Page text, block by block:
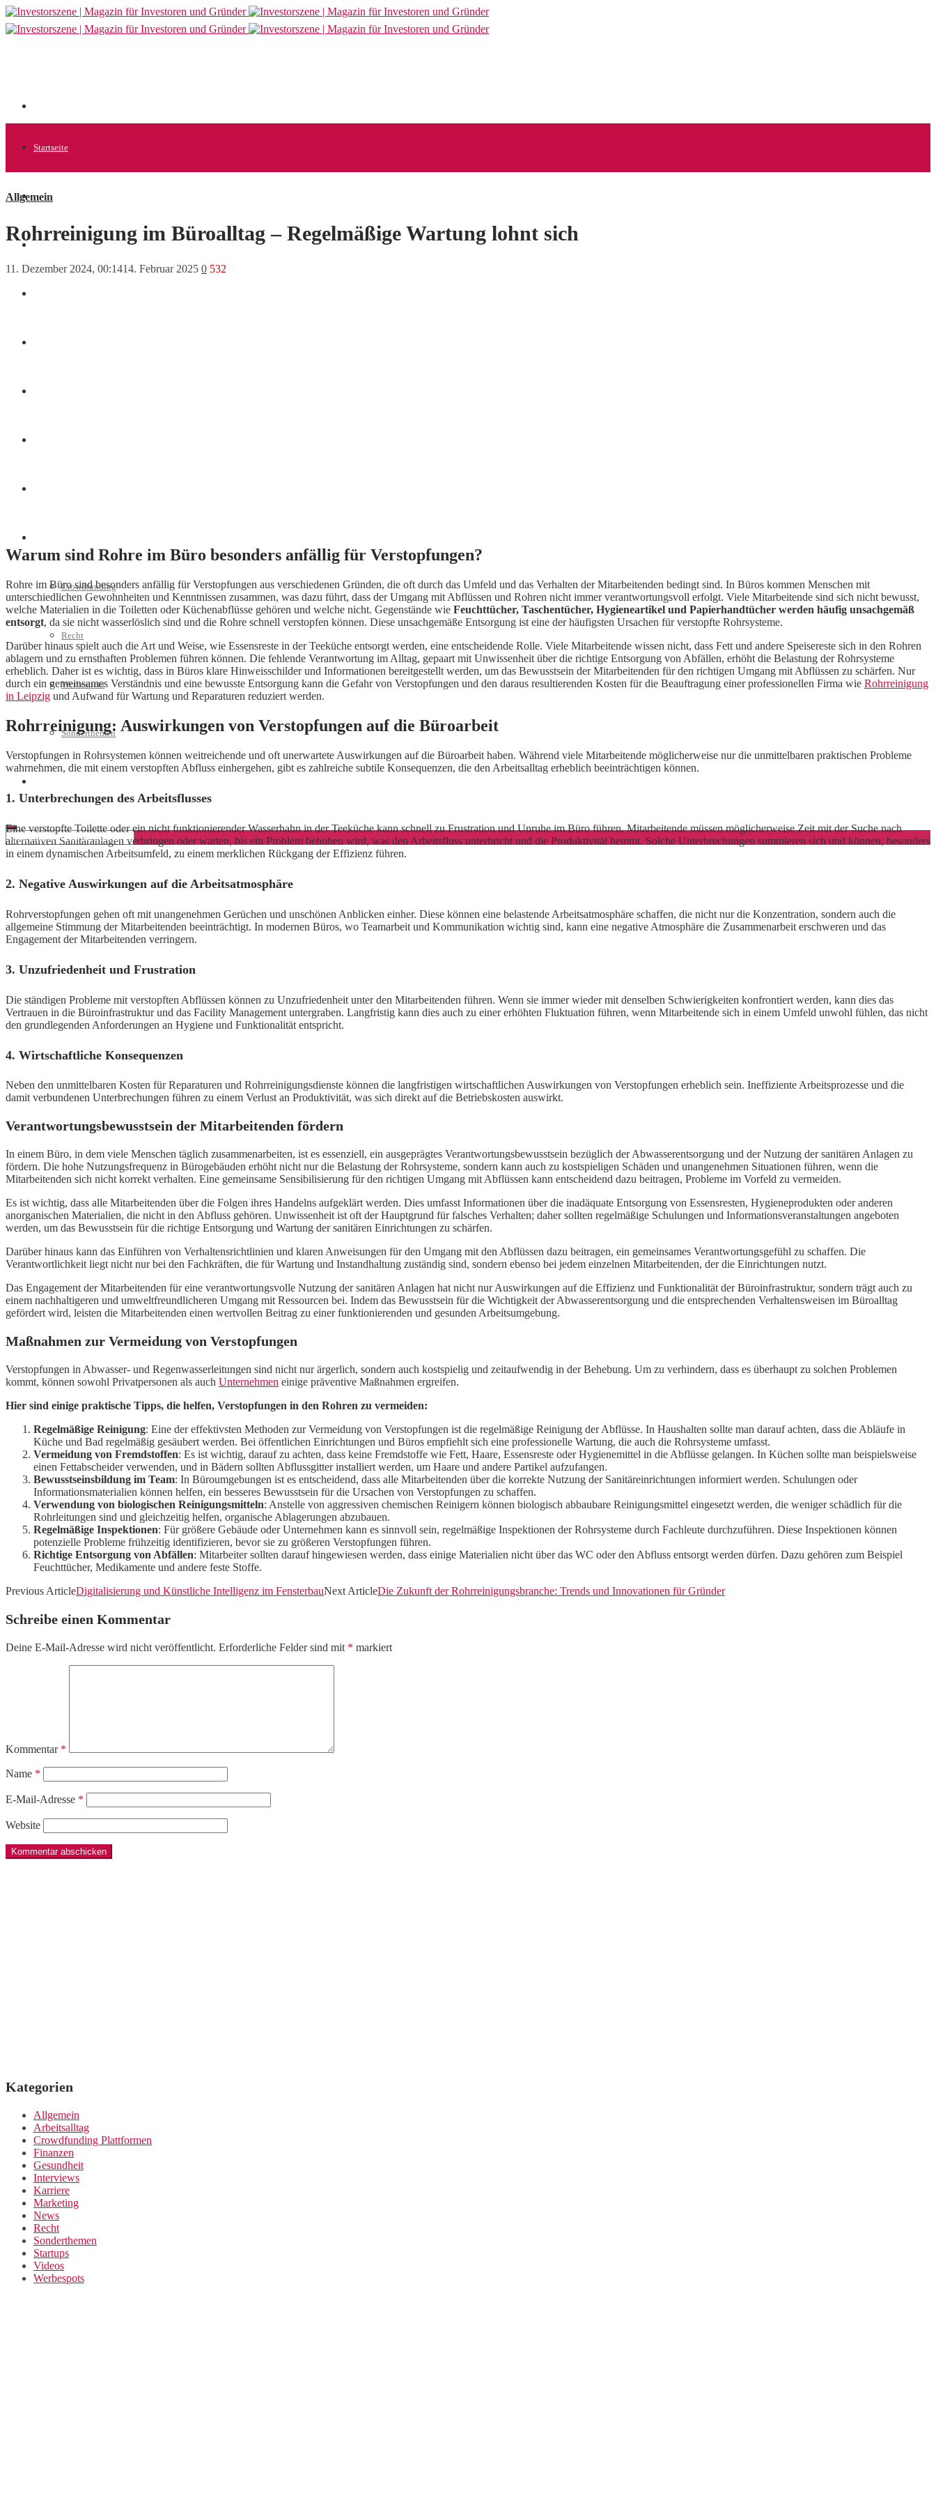
Startseite
Allgemein
Crowdfunding
Recht
Werbespots
Sonderthemen
Allgemein
Rohrreinigung im Büroalltag – Regelmäßige Wartung lohnt sich
11. Dezember 2024, 00:1414. Februar 2025 0 532
Warum sind Rohre im Büro besonders anfällig für Verstopfungen?
Rohre im Büro sind besonders anfällig für Verstopfungen aus verschiedenen Gründen, die oft durch das Umfeld und das Verhalten der Mitarbeitenden bedingt sind. In Büros kommen Menschen mit
unterschiedlichen Gewohnheiten und Kenntnissen zusammen, was dazu führt, dass der Umgang mit Abflüssen und Rohren nicht immer verantwortungsvoll erfolgt. Viele Mitarbeitende sind sich nicht bewusst,
welche Materialien in die Toiletten oder Küchenabflüsse gehören und welche nicht. Gegenstände wie Feuchttücher, Taschentücher, Hygieneartikel und Papierhandtücher werden häufig unsachgemäß
entsorgt, da sie nicht wasserlöslich sind und die Rohre schnell verstopfen können. Diese unsachgemäße Entsorgung ist eine der häufigsten Ursachen für verstopfte Rohrsysteme.
Darüber hinaus spielt auch die Art und Weise, wie Essensreste in der Teeküche entsorgt werden, eine entscheidende Rolle. Viele Mitarbeitende wissen nicht, dass Fett und andere Speisereste sich in den Rohren
ablagern und zu ernsthaften Problemen führen können. Die fehlende Verantwortung im Alltag, gepaart mit Unwissenheit über die richtige Entsorgung von Abfällen, erhöht die Belastung der Rohrsysteme
erheblich. Daher ist es wichtig, dass in Büros klare Hinweisschilder und Informationen bereitgestellt werden, um das Bewusstsein der Mitarbeitenden für den richtigen Umgang mit Abflüssen zu schärfen. Nur
durch ein gemeinsames Verständnis und eine bewusste Entsorgung kann die Gefahr von Verstopfungen und den daraus resultierenden Kosten für die Beauftragung einer professionellen Firma wie Rohrreinigung
in Leipzig und Aufwand für Wartung und Reparaturen reduziert werden.
Rohrreinigung: Auswirkungen von Verstopfungen auf die Büroarbeit
Verstopfungen in Rohrsystemen können weitreichende und oft unerwartete Auswirkungen auf die Büroarbeit haben. Während viele Mitarbeitende möglicherweise nur die unmittelbaren praktischen Probleme
wahrnehmen, die mit einem verstopften Abfluss einhergehen, gibt es zahlreiche subtile Konsequenzen, die den Arbeitsalltag erheblich beeinträchtigen können.
1. Unterbrechungen des Arbeitsflusses
Eine verstopfte Toilette oder ein nicht funktionierender Wasserhahn in der Teeküche kann schnell zu Frustration und Unruhe im Büro führen. Mitarbeitende müssen möglicherweise Zeit mit der Suche nach
alternativen Sanitäranlagen verbringen oder warten, bis ein Problem behoben wird, was den Arbeitsfluss unterbricht und die Produktivität hemmt. Solche Unterbrechungen summieren sich und können, besonders
in einem dynamischen Arbeitsumfeld, zu einem merklichen Rückgang der Effizienz führen.
2. Negative Auswirkungen auf die Arbeitsatmosphäre
Rohrverstopfungen gehen oft mit unangenehmen Gerüchen und unschönen Anblicken einher. Diese können eine belastende Arbeitsatmosphäre schaffen, die nicht nur die Konzentration, sondern auch die
allgemeine Stimmung der Mitarbeitenden beeinträchtigt. In modernen Büros, wo Teamarbeit und Kommunikation wichtig sind, kann eine negative Atmosphäre die Zusammenarbeit erschweren und das
Engagement der Mitarbeitenden verringern.
3. Unzufriedenheit und Frustration
Die ständigen Probleme mit verstopften Abflüssen können zu Unzufriedenheit unter den Mitarbeitenden führen. Wenn sie immer wieder mit denselben Schwierigkeiten konfrontiert werden, kann dies das
Vertrauen in die Büroinfrastruktur und das Facility Management untergraben. Langfristig kann dies auch zu einer erhöhten Fluktuation führen, wenn Mitarbeitende sich in einem Umfeld unwohl fühlen, das nicht
den grundlegenden Anforderungen an Hygiene und Funktionalität entspricht.
4. Wirtschaftliche Konsequenzen
Neben den unmittelbaren Kosten für Reparaturen und Rohrreinigungsdienste können die langfristigen wirtschaftlichen Auswirkungen von Verstopfungen erheblich sein. Ineffiziente Arbeitsprozesse und die
damit verbundenen Unterbrechungen führen zu einem Verlust an Produktivität, was sich direkt auf die Betriebskosten auswirkt.
Verantwortungsbewusstsein der Mitarbeitenden fördern
In einem Büro, in dem viele Menschen täglich zusammenarbeiten, ist es essenziell, ein ausgeprägtes Verantwortungsbewusstsein bezüglich der Abwasserentsorgung und der Nutzung der sanitären Anlagen zu
fördern. Die hohe Nutzungsfrequenz in Bürogebäuden erhöht nicht nur die Belastung der Rohrsysteme, sondern kann auch zu kostspieligen Schäden und unangenehmen Situationen führen, wenn die
Mitarbeitenden sich nicht korrekt verhalten. Eine gemeinsame Sensibilisierung für den richtigen Umgang mit Abflüssen kann entscheidend dazu beitragen, Probleme im Vorfeld zu vermeiden.
Es ist wichtig, dass alle Mitarbeitenden über die Folgen ihres Handelns aufgeklärt werden. Dies umfasst Informationen über die inadäquate Entsorgung von Essensresten, Hygieneprodukten oder anderen
anorganischen Materialien, die nicht in den Abfluss gehören. Unwissenheit ist oft der Hauptgrund für falsches Verhalten; daher sollten regelmäßige Schulungen und Informationsveranstaltungen angeboten
werden, um das Bewusstsein für die richtige Entsorgung und Wartung der sanitären Einrichtungen zu schärfen.
Darüber hinaus kann das Einführen von Verhaltensrichtlinien und klaren Anweisungen für den Umgang mit den Abflüssen dazu beitragen, ein gemeinsames Verantwortungsgefühl zu schaffen. Die
Verantwortlichkeit liegt nicht nur bei den Fachkräften, die für Wartung und Instandhaltung zuständig sind, sondern ebenso bei jedem einzelnen Mitarbeitenden, der die Einrichtungen nutzt.
Das Engagement der Mitarbeitenden für eine verantwortungsvolle Nutzung der sanitären Anlagen hat nicht nur Auswirkungen auf die Effizienz und Funktionalität der Büroinfrastruktur, sondern trägt auch zu
einem nachhaltigeren und umweltfreundlicheren Umgang mit Ressourcen bei. Indem das Bewusstsein für die Wichtigkeit der Abwasserentsorgung und die entsprechenden Verhaltensweisen im Büroalltag
gefördert wird, leisten die Mitarbeitenden einen wertvollen Beitrag zu einer funktionierenden und gesunden Arbeitsumgebung.
Maßnahmen zur Vermeidung von Verstopfungen
Verstopfungen in Abwasser- und Regenwasserleitungen sind nicht nur ärgerlich, sondern auch kostspielig und zeitaufwendig in der Behebung. Um zu verhindern, dass es überhaupt zu solchen Problemen
kommt, können sowohl Privatpersonen als auch Unternehmen einige präventive Maßnahmen ergreifen.
Hier sind einige praktische Tipps, die helfen, Verstopfungen in den Rohren zu vermeiden:
Regelmäßige Reinigung: Eine der effektivsten Methoden zur Vermeidung von Verstopfungen ist die regelmäßige Reinigung der Abflüsse. In Haushalten sollte man darauf achten, dass die Abläufe in
Küche und Bad regelmäßig gesäubert werden. Bei öffentlichen Einrichtungen und Büros empfiehlt sich eine professionelle Wartung, die auch die Rohrsysteme umfasst.
Vermeidung von Fremdstoffen: Es ist wichtig, darauf zu achten, dass keine Fremdstoffe wie Fett, Haare, Essensreste oder Hygienemittel in die Abflüsse gelangen. In Küchen sollte man beispielsweise
einen Fettabscheider verwenden, und in Bädern sollten Abflussgitter installiert werden, um Haare und andere Partikel aufzufangen.
Bewusstseinsbildung im Team: In Büroumgebungen ist es entscheidend, dass alle Mitarbeitenden über die korrekte Nutzung der Sanitäreinrichtungen informiert werden. Schulungen oder
Informationsmaterialien können helfen, ein besseres Bewusstsein für die Ursachen von Verstopfungen zu schaffen.
Verwendung von biologischen Reinigungsmitteln: Anstelle von aggressiven chemischen Reinigern können biologisch abbaubare Reinigungsmittel eingesetzt werden, die weniger schädlich für die
Rohrleitungen sind und gleichzeitig helfen, organische Ablagerungen abzubauen.
Regelmäßige Inspektionen: Für größere Gebäude oder Unternehmen kann es sinnvoll sein, regelmäßige Inspektionen der Rohrsysteme durch Fachleute durchzuführen. Diese Inspektionen können
potenzielle Probleme frühzeitig identifizieren, bevor sie zu größeren Verstopfungen führen.
Richtige Entsorgung von Abfällen: Mitarbeiter sollten darauf hingewiesen werden, dass einige Materialien nicht über das WC oder den Abfluss entsorgt werden dürfen. Dazu gehören zum Beispiel
Feuchttücher, Medikamente und andere feste Stoffe.
Previous ArticleDigitalisierung und Künstliche Intelligenz im FensterbauNext ArticleDie Zukunft der Rohrreinigungsbranche: Trends und Innovationen für Gründer
Schreibe einen Kommentar
Deine E-Mail-Adresse wird nicht veröffentlicht. Erforderliche Felder sind mit * markiert
Kommentar *
Name *
E-Mail-Adresse *
Website
Kategorien
Allgemein
Arbeitsalltag
Crowdfunding Plattformen
Finanzen
Gesundheit
Interviews
Karriere
Marketing
News
Recht
Sonderthemen
Startups
Videos
Werbespots